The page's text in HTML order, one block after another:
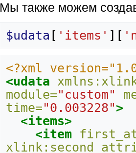
Мы также можем
$udata [ 'items' ][
<?xml
<udata
module="custom"
time="0.003228">
<items>
<item